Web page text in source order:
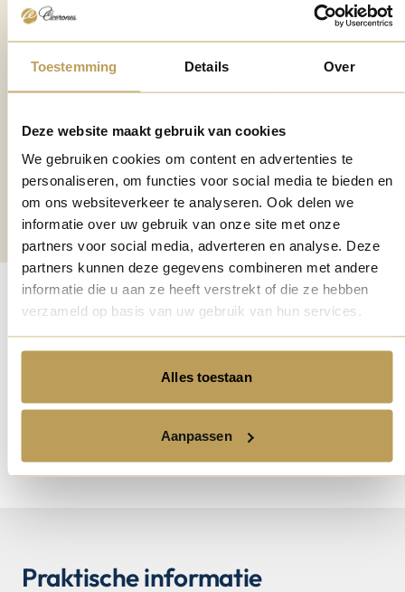
Toestemming Details Over
Deze website maakt gebruik van cookies
We gebruiken cookies om content en advertenties te
personaliseren, om functies voor social media te bieden en
om ons websiteverkeer te analyseren. Ook delen we
informatie over uw gebruik van onze site met onze
partners voor social media, adverteren en analyse. Deze
partners kunnen deze gegevens combineren met andere
informatie die u aan ze heeft verstrekt of die ze hebben
verzameld op basis van uw gebruik van hun services.
Alles toestaan
Aanpassen
We kijken ernaar uit je te
verwelkomen inNijmegenen
samen op ontdekkingstocht te
gaan door deze karaktervolle
stad.
Praktische informatie